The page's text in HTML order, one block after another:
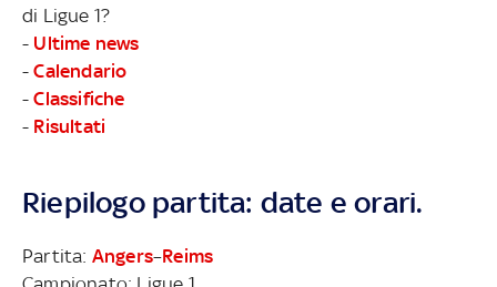
di Ligue 1?
- Ultime news
-Calendario
-Classifiche
- Risultati
Riepilogo partita: date e orari.
Partita: Angers–Reims